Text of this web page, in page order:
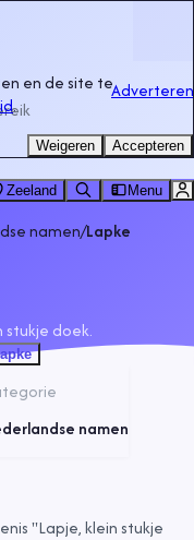
Adverteren
Zeeland Menu
namen/Lapke
doek.
namen
"Lapje, klein stukje
en de site te
.
Weigeren Accepteren